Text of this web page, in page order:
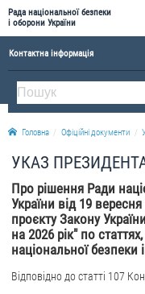
Рада національної безпеки
і оборони України
Контактна інформація
ПРО РНБОУ
Склад Ради національної безпеки
Апарат Ради національної безпеки
Правова основа діяльності Ради
Історична довідка про діяльність
ОФІЦІЙНІ ДОКУМЕНТИ
ПРЕСЦЕНТР
Головна Офіційні документи
УКАЗ
Про рішення Ради
України від 19
проєкту Закону
на 2026 рік" по
національної безпеки
Відповідно до статті 107